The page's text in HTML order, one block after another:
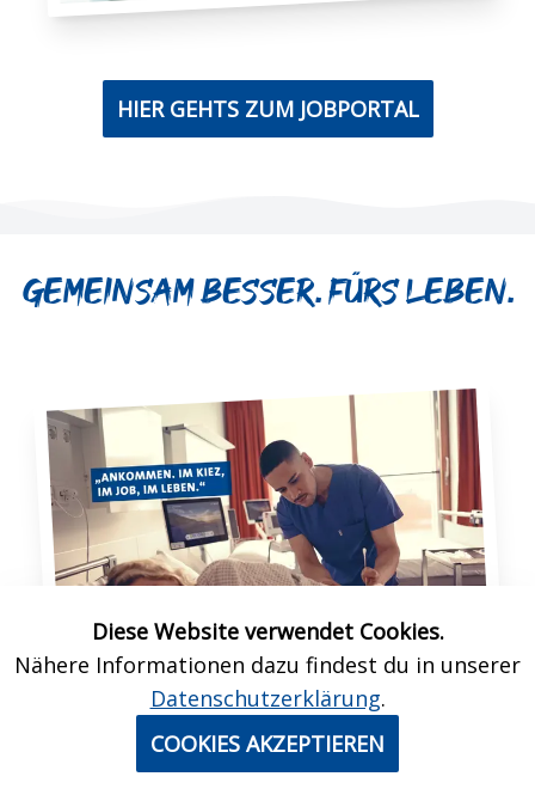
HIER GEHTS ZUM JOBPORTAL
Gemeinsam besser. Fürs Leben.
Wir im UKE glauben fest daran, dass
erfolgreiches und erfüllendes Arbeiten im
Diese Website verwendet Cookies.
Nähere Informationen dazu findest du in unserer
Datenschutzerklärung.
COOKIES AKZEPTIEREN